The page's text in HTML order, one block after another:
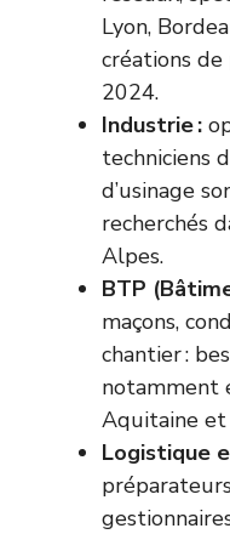
Lyon,
créations
2024.
Industrie :
techniciens
d’usinage
recherchés
Alpes.
BTP
maçons,
chantier :
notamment
Aquitaine et
Logistique